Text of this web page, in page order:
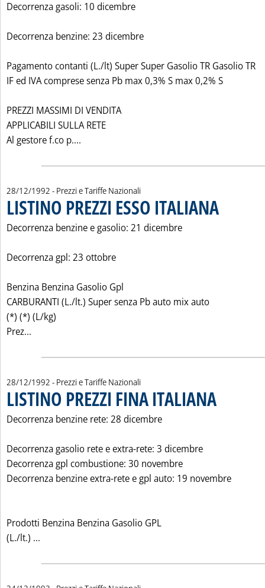
Decorrenza gasoli: 10 dicembre
Decorrenza benzine: 23 dicembre
Pagamento contanti (L./lt) Super Super Gasolio TR Gasolio TR
IF ed IVA comprese senza Pb max 0,3% S max 0,2% S
PREZZI MASSIMI DI VENDITA
APPLICABILI SULLA RETE
Al gestore f.co p....
28/12/1992 - Prezzi e Tariffe Nazionali
LISTINO PREZZI ESSO ITALIANA
Decorrenza benzine e gasolio: 21 dicembre
Decorrenza gpl: 23 ottobre
Benzina Benzina Gasolio Gpl
CARBURANTI (L./lt.) Super senza Pb auto mix auto
(*) (*) (L/kg)
Prez...
28/12/1992 - Prezzi e Tariffe Nazionali
LISTINO PREZZI FINA ITALIANA
Decorrenza benzine rete: 28 dicembre
Decorrenza gasolio rete e extra-rete: 3 dicembre
Decorrenza gpl combustione: 30 novembre
Decorrenza benzine extra-rete e gpl auto: 19 novembre
Prodotti Benzina Benzina Gasolio GPL
(L./lt.) ...